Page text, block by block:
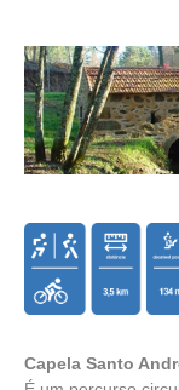
Capela Santo